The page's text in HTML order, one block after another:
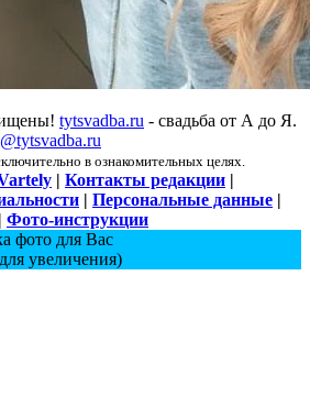
tytsvadba.ru - свадьба от А до Я.
в ознакомительных целях.
| Контакты редакции |
| Персональные данные |
| Фото-инструкции
фото для Вас
увеличения)